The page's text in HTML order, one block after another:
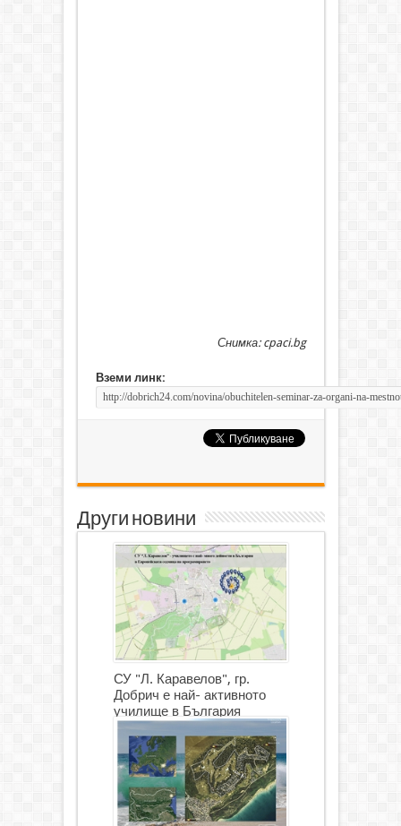
Снимка: cpaci.bg
Вземи линк:
Други новини
СУ "Л. Каравелов", гр.
Добрич е най- активното
училище в България